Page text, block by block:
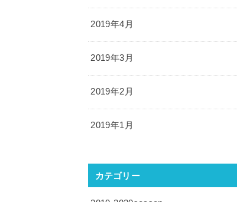
2019年4月
2019年3月
2019年2月
2019年1月
カテゴリー